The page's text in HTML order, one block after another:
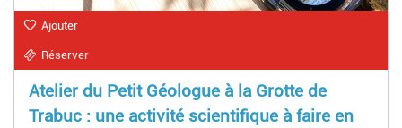
Ajouter
Réserver
Atelier du Petit Géologue à la Grotte de
Trabuc : une activité scientifique à faire en